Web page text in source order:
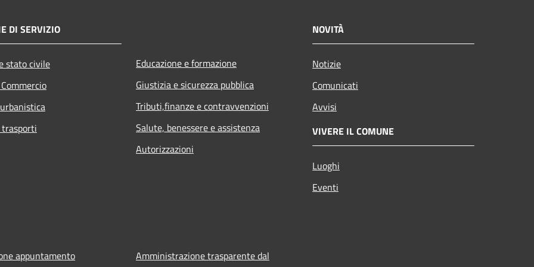
DI SERVIZIO
stato civile
Educazione e formazione
Giustizia e sicurezza pubblica
Tributi,finanze e contravvenzioni
Salute, benessere e assistenza
Autorizzazioni
NOVITÀ
Notizie
Comunicati
Avvisi
VIVERE IL COMUNE
Luoghi
Eventi
appuntamento
Amministrazione trasparente dal